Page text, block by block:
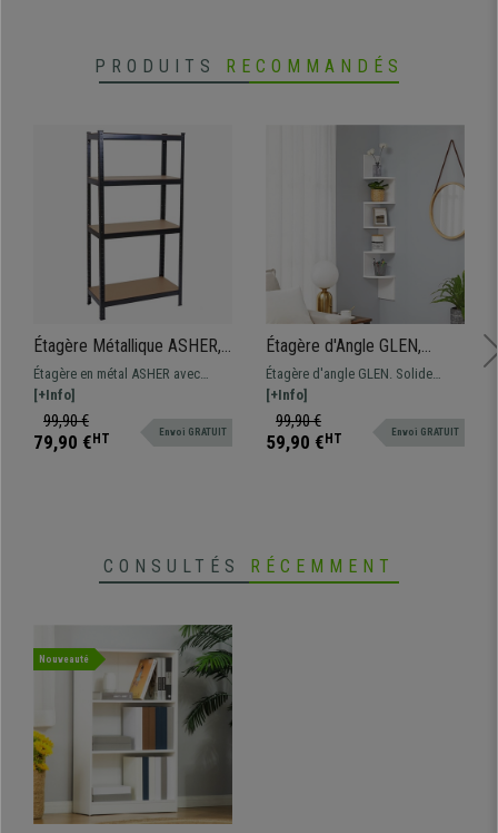
PRODUITS RECOMMANDÉS
Étagère Métallique ASHER,
40x80x160cm, 4 Étages,
Pratique et Solide, Noir
Étagère en métal ASHER avec
assemblage pratique sans vis.
Capacité de charge de 80kg par
tablette. Elle sera idéale pour
[+Info]
99,90 €
79,90 € HT Envoi GRATUIT
Étagère d'Angle GLEN,
20x20x127,5 cm, Design
Moderne en Échelle en Bois
Blanc
Étagère d'angle GLEN. Solide
structure avec cinq étagères en
angle avec capacité de charge de
5kg chacune.
[+Info]
99,90 €
59,90 € HT Envoi GRATUIT
CONSULTÉS RÉCEMMENT
Nouveauté